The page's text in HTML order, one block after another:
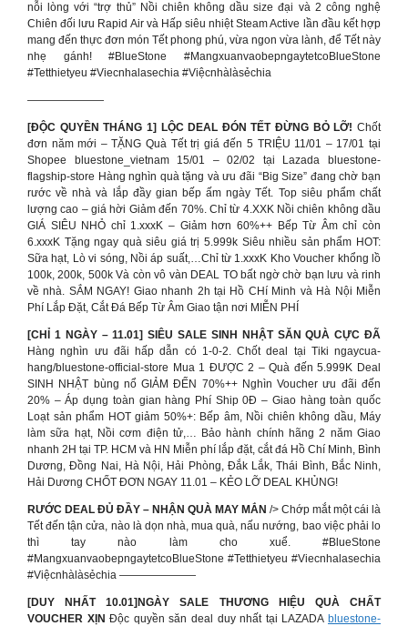
nỗi lòng với “trợ thủ” Nồi chiên không dầu size đại và 2 công nghệ
Chiên đối lưu Rapid Air và Hấp siêu nhiệt Steam Active lần đầu kết hợp
mang đến thực đơn món Tết phong phú, vừa ngon vừa lành, để Tết này
nhẹ gánh! #BlueStone #MangxuanvaobepngaytetcoBlueStone
#Tetthietyeu #Viecnhalasechia #Việcnhàlàsẻchia
———————
[ĐỘC QUYỀN THÁNG 1] LỘC DEAL ĐÓN TẾT ĐỪNG BỎ LỠ! Chốt
đơn năm mới – TẶNG Quà Tết trị giá đến 5 TRIỆU 11/01 – 17/01 tại
Shopee bluestone_vietnam 15/01 – 02/02 tại Lazada bluestone-
flagship-store Hàng nghìn quà tặng và ưu đãi “Big Size” đang chờ bạn
rước về nhà và lắp đầy gian bếp ấm ngày Tết. Top siêu phẩm chất
lượng cao – giá hời Giảm đến 70%. Chỉ từ 4.XXK Nồi chiên không dầu
GIÁ SIÊU NHỎ chỉ 1.xxxK – Giảm hơn 60%++ Bếp Từ Âm chỉ còn
6.xxxK Tặng ngay quà siêu giá trị 5.999k Siêu nhiều sản phẩm HOT:
Sữa hạt, Lò vi sóng, Nồi áp suất,…Chỉ từ 1.xxxK Kho Voucher khổng lồ
100k, 200k, 500k Và còn vô vàn DEAL TO bất ngờ chờ bạn lưu và rinh
về nhà. SẮM NGAY! Giao nhanh 2h tại Hồ CHí Minh và Hà Nội Miễn
Phí Lắp Đặt, Cắt Đá Bếp Từ Âm Giao tận nơi MIỄN PHÍ
[CHỈ 1 NGÀY – 11.01] SIÊU SALE SINH NHẬT SĂN QUÀ CỰC ĐÃ
Hàng nghìn ưu đãi hấp dẫn có 1-0-2. Chốt deal tại Tiki ngaycua-
hang/bluestone-official-store Mua 1 ĐƯỢC 2 – Quà đến 5.999K Deal
SINH NHẬT bùng nổ GIẢM ĐẾN 70%++ Nghìn Voucher ưu đãi đến
20% – Áp dụng toàn gian hàng Phí Ship 0Đ – Giao hàng toàn quốc
Loạt sản phẩm HOT giảm 50%+: Bếp âm, Nồi chiên không dầu, Máy
làm sữa hạt, Nồi cơm điện tử,… Bảo hành chính hãng 2 năm Giao
nhanh 2H tại TP. HCM và HN Miễn phí lắp đặt, cắt đá Hồ Chí Minh, Bình
Dương, Đồng Nai, Hà Nội, Hải Phòng, Đắk Lắk, Thái Bình, Bắc Ninh,
Hải Dương CHỐT ĐƠN NGAY 11.01 – KẺO LỠ DEAL KHỦNG!
RƯỚC DEAL ĐỦ ĐẦY – NHẬN QUÀ MAY MẮN /> Chớp mắt một cái là
Tết đến tận cửa, nào là dọn nhà, mua quà, nấu nướng, bao việc phải lo
thì tay nào làm cho xuể. #BlueStone
#MangxuanvaobepngaytetcoBlueStone #Tetthietyeu #Viecnhalasechia
#Việcnhàlàsẻchia ———————
[DUY NHẤT 10.01]NGÀY SALE THƯƠNG HIỆU QUÀ CHẤT
VOUCHER XỊN Độc quyền săn deal duy nhất tại LAZADA bluestone-